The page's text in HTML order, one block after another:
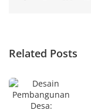
Related Posts